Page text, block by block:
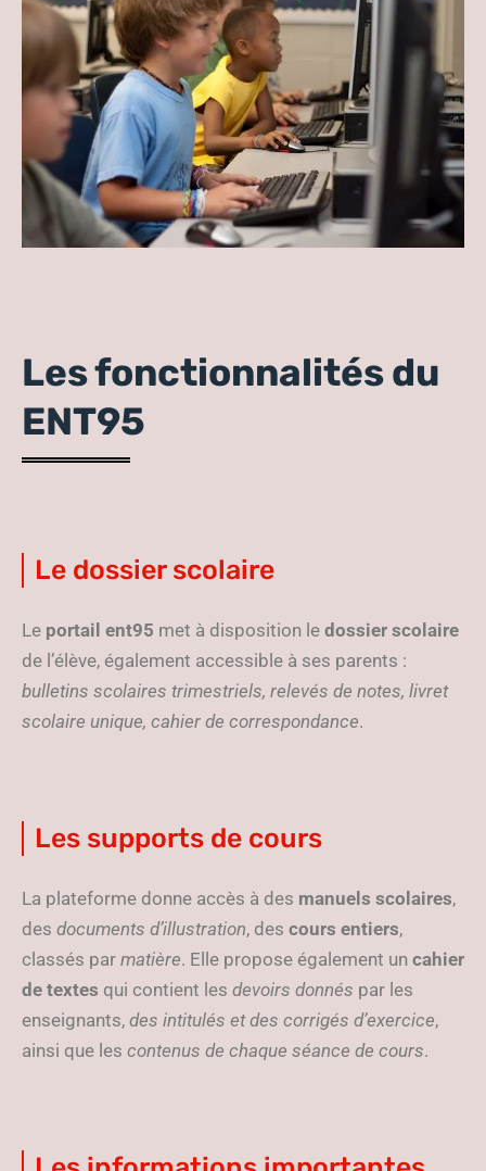
Les fonctionnalités du
ENT95
Le dossier scolaire
Le portail ent95 met à disposition le dossier scolaire
de l’élève, également accessible à ses parents :
bulletins scolaires trimestriels, relevés de notes, livret
scolaire unique, cahier de correspondance.
Les supports de cours
La plateforme donne accès à des manuels scolaires,
des documents d’illustration, des cours entiers,
classés par matière. Elle propose également un cahier
de textes qui contient les devoirs donnés par les
enseignants, des intitulés et des corrigés d’exercice,
ainsi que les contenus de chaque séance de cours.